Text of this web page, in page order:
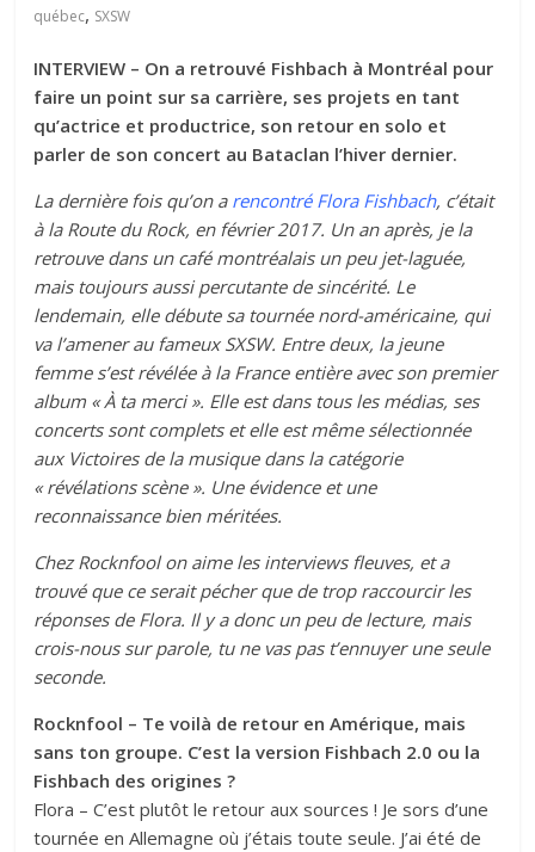
québec, SXSW
INTERVIEW – On a retrouvé Fishbach à Montréal pour
faire un point sur sa carrière, ses projets en tant
qu’actrice et productrice, son retour en solo et
parler de son concert au Bataclan l’hiver dernier.
La dernière fois qu’on a rencontré Flora Fishbach, c’était
à la Route du Rock, en février 2017. Un an après, je la
retrouve dans un café montréalais un peu jet-laguée,
mais toujours aussi percutante de sincérité. Le
lendemain, elle débute sa tournée nord-américaine, qui
va l’amener au fameux SXSW. Entre deux, la jeune
femme s’est révélée à la France entière avec son premier
album « À ta merci ». Elle est dans tous les médias, ses
concerts sont complets et elle est même sélectionnée
aux Victoires de la musique dans la catégorie
« révélations scène ». Une évidence et une
reconnaissance bien méritées.
Chez Rocknfool on aime les interviews fleuves, et a
trouvé que ce serait pécher que de trop raccourcir les
réponses de Flora. Il y a donc un peu de lecture, mais
crois-nous sur parole, tu ne vas pas t’ennuyer une seule
seconde.
Rocknfool – Te voilà de retour en Amérique, mais
sans ton groupe. C’est la version Fishbach 2.0 ou la
Fishbach des origines ?
Flora – C’est plutôt le retour aux sources ! Je sors d’une
tournée en Allemagne où j’étais toute seule. J’ai été de